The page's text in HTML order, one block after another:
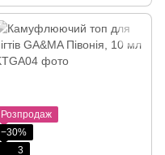
Розпродаж
−30%
3